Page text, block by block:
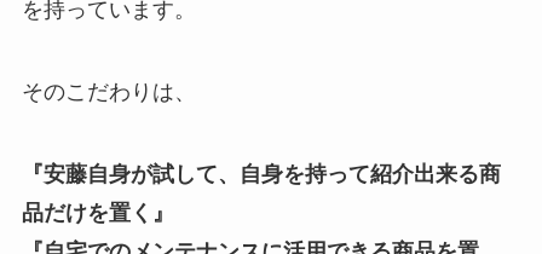
を持っています。
そのこだわりは、
『安藤自身が試して、自身を持って紹介出来る商
品だけを置く』